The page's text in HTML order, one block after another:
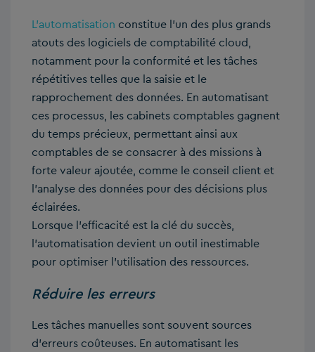
L’automatisation constitue l’un des plus grands
atouts des logiciels de comptabilité cloud,
notamment pour la conformité et les tâches
répétitives telles que la saisie et le
rapprochement des données. En automatisant
ces processus, les cabinets comptables gagnent
du temps précieux, permettant ainsi aux
comptables de se consacrer à des missions à
forte valeur ajoutée, comme le conseil client et
l’analyse des données pour des décisions plus
éclairées.
Lorsque l’efficacité est la clé du succès,
l’automatisation devient un outil inestimable
pour optimiser l’utilisation des ressources.
Réduire les erreurs
Les tâches manuelles sont souvent sources
d’erreurs coûteuses. En automatisant les